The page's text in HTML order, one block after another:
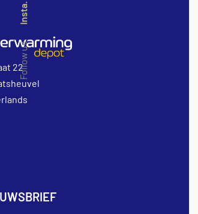
22Follow us
Insta.